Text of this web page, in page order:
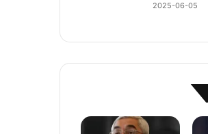
2025-06-05